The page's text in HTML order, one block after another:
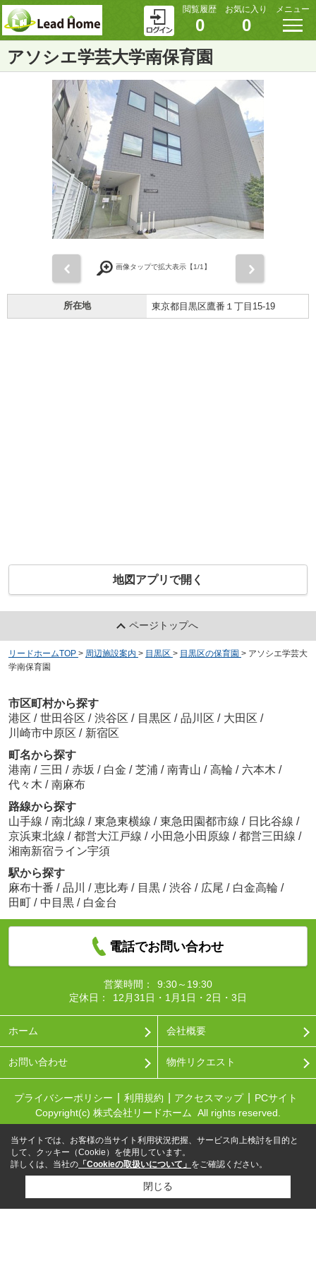
閲覧履歴
0
お気に入り
0
メニュー
アソシエ学芸大学南保育園
画像タップで拡大表示【1/1】
所在地 東京都目黒区鷹番１丁目15-19
地図アプリで開く
ページトップへ
リードホームTOP > 周辺施設案内 > 目黒区 > 目黒区の保育園 > アソシエ学芸大
学南保育園
市区町村から探す
港区 / 世田谷区 / 渋谷区 / 目黒区 / 品川区 / 大田区 /
川崎市中原区 / 新宿区
町名から探す
港南 / 三田 / 赤坂 / 白金 / 芝浦 / 南青山 / 高輪 / 六本木 /
代々木 / 南麻布
路線から探す
山手線 / 南北線 / 東急東横線 / 東急田園都市線 / 日比谷線 /
京浜東北線 / 都営大江戸線 / 小田急小田原線 / 都営三田線 /
湘南新宿ライン宇須
駅から探す
麻布十番 / 品川 / 恵比寿 / 目黒 / 渋谷 / 広尾 / 白金高輪 /
田町 / 中目黒 / 白金台
電話でお問い合わせ
営業時間：
9:30～19:30
定休日：
12月31日・1月1日・2日・3日
ホーム 会社概要
お問い合わせ 物件リクエスト
プライバシーポリシー 利用規約 アクセスマップ
PCサイト
Copyright(c) 株式会社リードホーム All rights reserved.
当サイトでは、お客様の当サイト利用状況把握、サービス向上検討を目的と
して、クッキー（Cookie）を使用しています。
詳しくは、当社の 「Cookieの取扱いについて」 をご確認ください。
閉じる